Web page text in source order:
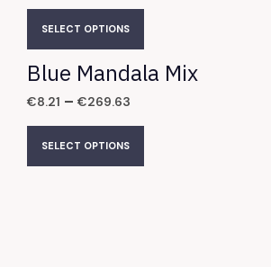
SELECT OPTIONS
Blue Mandala Mix
€8.21 – €269.63
SELECT OPTIONS